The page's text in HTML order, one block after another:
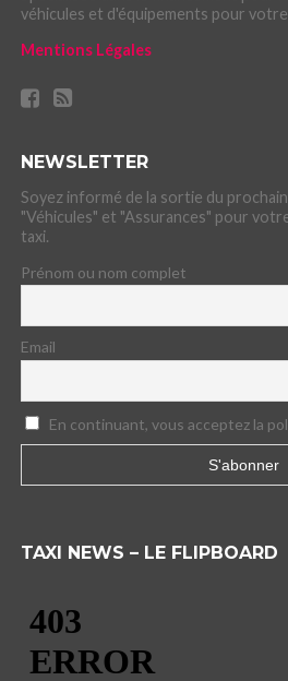
véhicules et d'équipements pour
Mentions Légales
NEWSLETTER
Soyez informé de la sortie du
"Véhicules" et "Assurances" pour
taxi.
Prénom ou nom complet
Email
En continuant, vous acceptez la
TAXI NEWS – LE FLIPBOARD